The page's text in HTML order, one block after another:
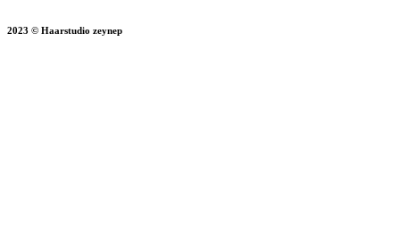
2023 © Haarstudio zeynep